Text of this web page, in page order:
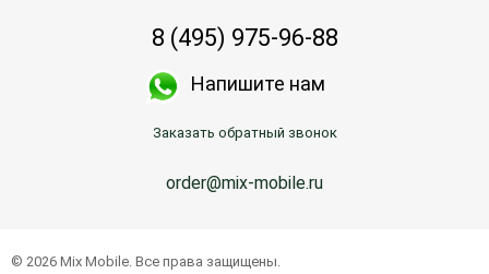
8 (495) 975-96-88
Напишите нам
Заказать обратный звонок
order@mix-mobile.ru
© 2026 Mix Mobile. Все права защищены.